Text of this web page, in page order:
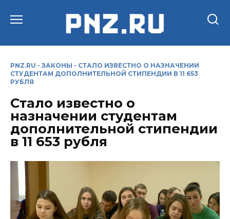
PNZ.RU - ЗАКОНЫ - СТАЛО ИЗВЕСТНО О НАЗНАЧЕНИИ
СТУДЕНТАМ ДОПОЛНИТЕЛЬНОЙ СТИПЕНДИИ В 11 653
РУБЛЯ
Стало известно о
назначении студентам
дополнительной стипендии
в 11 653 рубля